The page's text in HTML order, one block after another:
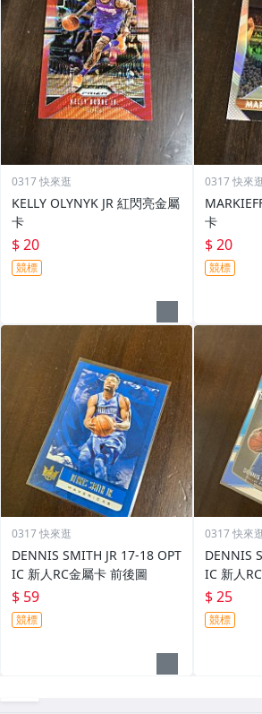
0317 快來逛
KELLY OLYNYK JR 紅閃亮金屬
卡
$ 20
競標
0317 快來
卡
$ 20
競標
0317 快來逛
DENNIS SMITH JR 17-18 OPT
IC 新人RC金屬卡 前後圖
$ 59
競標
0317 快來
DENNIS
$ 25
競標